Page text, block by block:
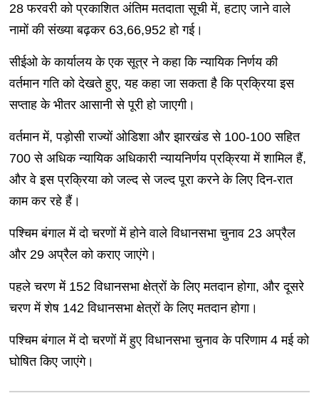
28 फरवरी को प्रकाशित अंतिम मतदाता सूची में, हटाए जाने वाले
नामों की संख्या बढ़कर 63,66,952 हो गई।
सीईओ के कार्यालय के एक सूत्र ने कहा कि न्यायिक निर्णय की
वर्तमान गति को देखते हुए, यह कहा जा सकता है कि प्रक्रिया इस
सप्ताह के भीतर आसानी से पूरी हो जाएगी।
वर्तमान में, पड़ोसी राज्यों ओडिशा और झारखंड से 100-100 सहित
700 से अधिक न्यायिक अधिकारी न्यायनिर्णय प्रक्रिया में शामिल हैं,
और वे इस प्रक्रिया को जल्द से जल्द पूरा करने के लिए दिन-रात
काम कर रहे हैं।
पश्चिम बंगाल में दो चरणों में होने वाले विधानसभा चुनाव 23 अप्रैल
और 29 अप्रैल को कराए जाएंगे।
पहले चरण में 152 विधानसभा क्षेत्रों के लिए मतदान होगा, और दूसरे
चरण में शेष 142 विधानसभा क्षेत्रों के लिए मतदान होगा।
पश्चिम बंगाल में दो चरणों में हुए विधानसभा चुनाव के परिणाम 4 मई को
घोषित किए जाएंगे।